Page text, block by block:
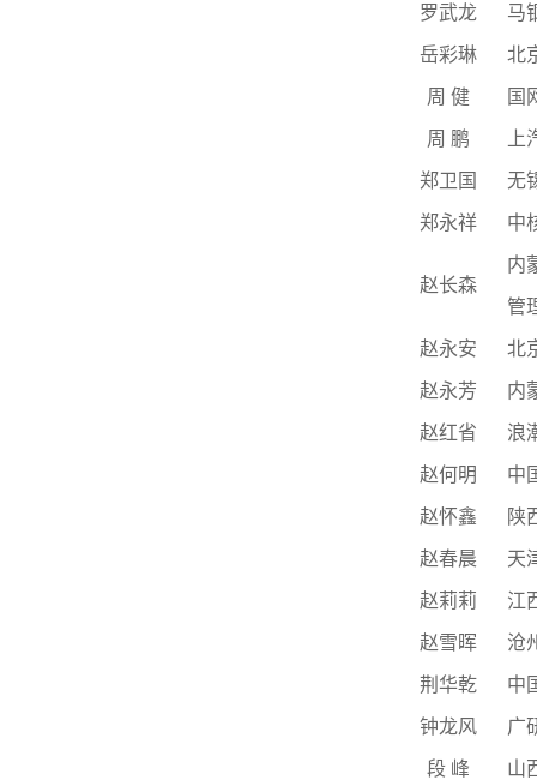
罗武龙 马
岳彩琳 北
周 健 国
周 鹏
郑卫国 无
郑永祥 中
赵长森
内
管
赵永安 北
赵永芳 内
赵红省 浪
赵何明 中
赵怀鑫 陕
赵春晨 天
赵莉莉 江
赵雪晖 沧
荆华乾 中
钟龙风 广
段峰 山